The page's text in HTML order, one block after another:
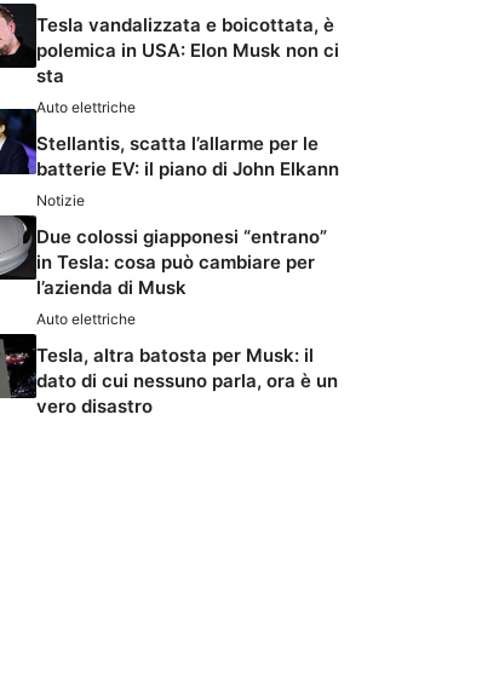
Tesla vandalizzata e boicottata, è
polemica in USA: Elon Musk non ci
sta
Auto elettriche
Stellantis, scatta l’allarme per le
batterie EV: il piano di John Elkann
Notizie
Due colossi giapponesi “entrano”
in Tesla: cosa può cambiare per
l’azienda di Musk
Auto elettriche
Tesla, altra batosta per Musk: il
dato di cui nessuno parla, ora è un
vero disastro